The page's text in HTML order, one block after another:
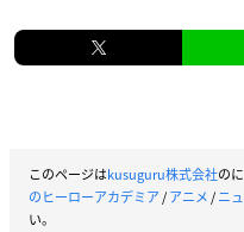
このページはkusuguru株式会社の
のヒーローアカデミア/アニメ/ニ
い。